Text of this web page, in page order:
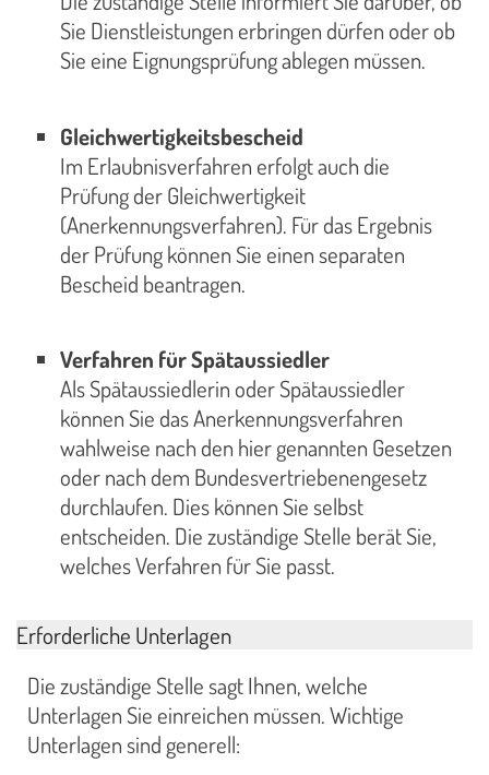
Sie Dienstleistungen erbringen dürfen oder ob
Sie eine Eignungsprüfung ablegen müssen.
Gleichwertigkeitsbescheid
Im Erlaubnisverfahren erfolgt auch die
Prüfung der Gleichwertigkeit
(Anerkennungsverfahren). Für das Ergebnis
der Prüfung können Sie einen separaten
Bescheid beantragen.
Verfahren für Spätaussiedler
Als Spätaussiedlerin oder Spätaussiedler
können Sie das Anerkennungsverfahren
wahlweise nach den hier genannten Gesetzen
oder nach dem Bundesvertriebenengesetz
durchlaufen. Dies können Sie selbst
entscheiden. Die zuständige Stelle berät Sie,
welches Verfahren für Sie passt.
Erforderliche Unterlagen
Die zuständige Stelle sagt Ihnen, welche
Unterlagen Sie einreichen müssen. Wichtige
Unterlagen sind generell: